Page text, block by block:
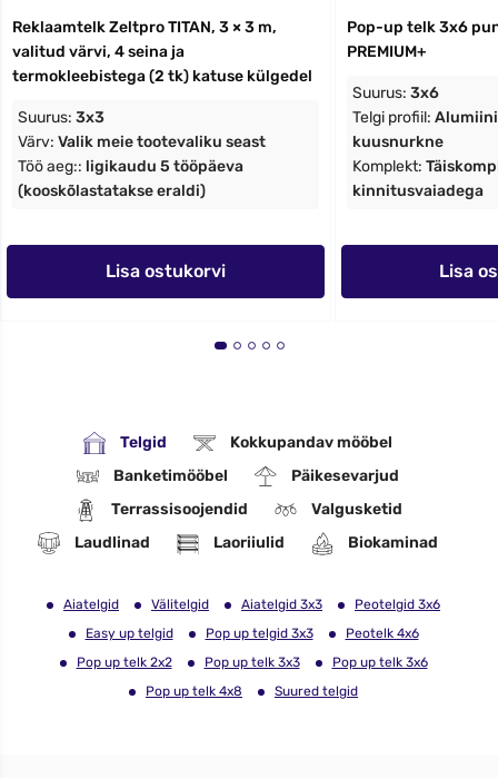
Reklaamtelk Zeltpro TITAN, 3 × 3 m,
valitud värvi, 4 seina ja
termokleebistega (2 tk) katuse külgedel
Suurus: 3x3
Värv: Valik meie tootevaliku seast
Töö aeg:: ligikaudu 5 tööpäeva
(kooskõlastatakse eraldi)
Lisa ostukorvi
Pop-up telk 3x6
PREMIUM+
Suurus: 3x6
Telgi profiil:
kuusnurkne
Komplekt:
kinnitusvaiadega
Lisa
Telgid
Kokkupandav mööbel
Banketimööbel
Päikesevarjud
Terrassisoojendid
Valgusketid
Laudlinad
Laoriiulid Biokaminad
Aiatelgid Välitelgid Aiatelgid 3x3
Peotelgid 3x6
Easy up telgid
Pop up telgid 3x3
Peotelk 4x6
Pop up telk 2x2
Pop up telk 3x3
Pop up telk 3x6
Pop up telk 4x8
Suured telgid